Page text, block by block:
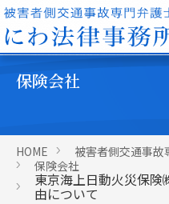
保険会社
HOME
被害者側交通事故
保険会社
東京海上日動火災保
由について